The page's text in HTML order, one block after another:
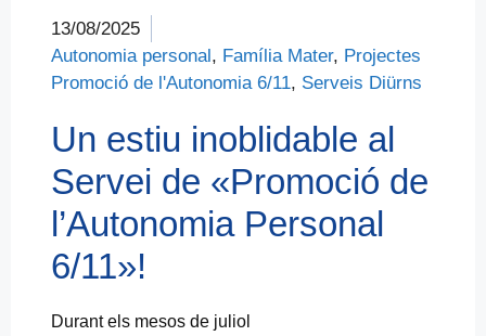
13/08/2025
Autonomia personal, Família Mater, Projectes
Promoció de l'Autonomia 6/11, Serveis Diürns
Un estiu inoblidable al
Servei de «Promoció de
l’Autonomia Personal
6/11»!
Durant els mesos de juliol